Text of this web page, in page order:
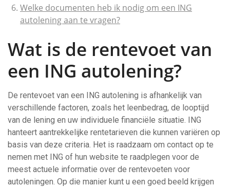
Welke documenten heb ik nodig om een ING
autolening aan te vragen?
Wat is de rentevoet van
een ING autolening?
De rentevoet van een ING autolening is afhankelijk van
verschillende factoren, zoals het leenbedrag, de looptijd
van de lening en uw individuele financiële situatie. ING
hanteert aantrekkelijke rentetarieven die kunnen variëren op
basis van deze criteria. Het is raadzaam om contact op te
nemen met ING of hun website te raadplegen voor de
meest actuele informatie over de rentevoeten voor
autoleningen. Op die manier kunt u een goed beeld krijgen